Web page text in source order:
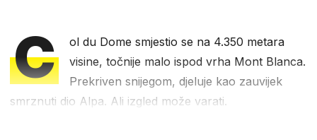
C
ol du Dome smjestio se na 4.350 metara
visine, točnije malo ispod vrha Mont Blanca.
Prekriven snijegom, djeluje kao zauvijek
smrznuti dio Alpa. Ali izgled može varati.